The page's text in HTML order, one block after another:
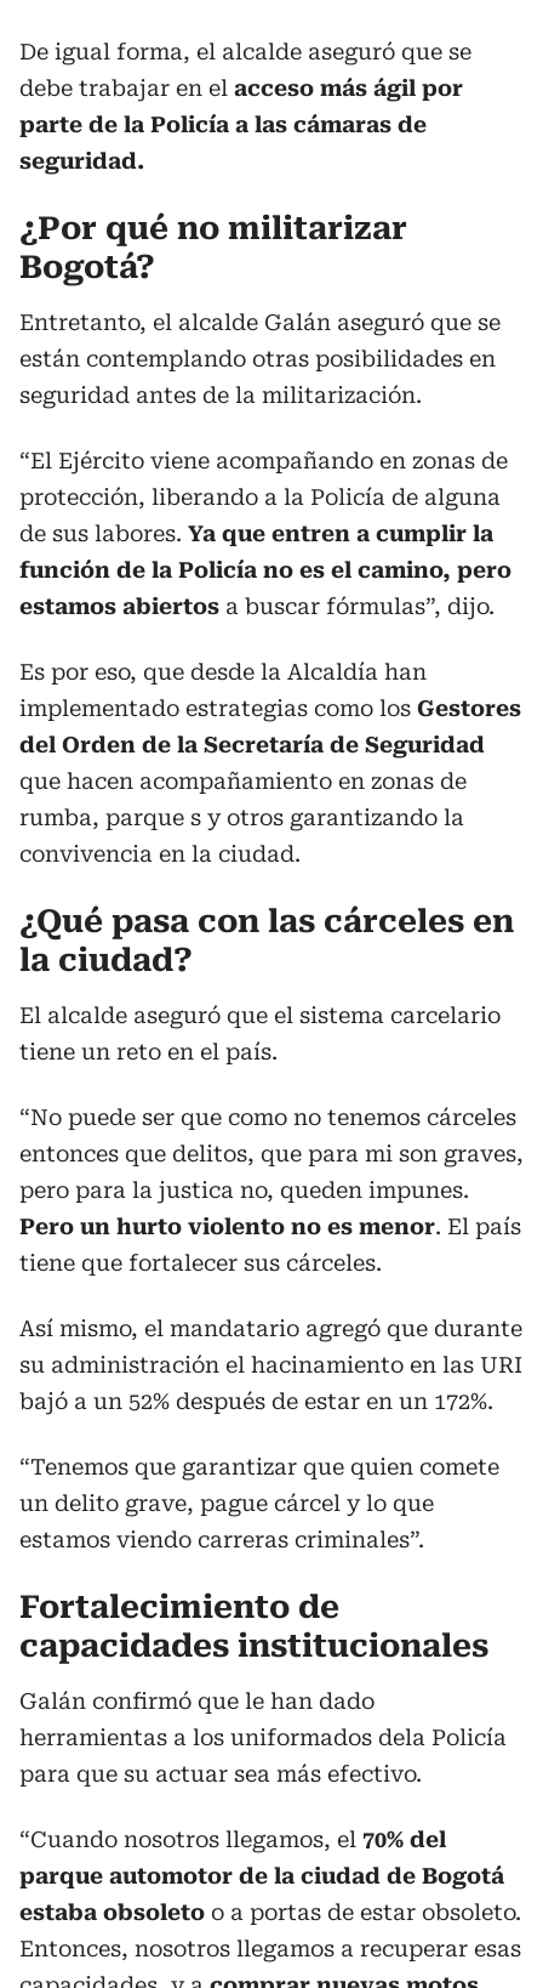
De igual forma, el alcalde aseguró que se
debe trabajar en el acceso más ágil por
parte de la Policía a las cámaras de
seguridad.
¿Por qué no militarizar
Bogotá?
Entretanto, el alcalde Galán aseguró que se
están contemplando otras posibilidades en
seguridad antes de la militarización.
“El Ejército viene acompañando en zonas de
protección, liberando a la Policía de alguna
de sus labores. Ya que entren a cumplir la
función de la Policía no es el camino, pero
estamos abiertos a buscar fórmulas”, dijo.
Es por eso, que desde la Alcaldía han
implementado estrategias como los Gestores
del Orden de la Secretaría de Seguridad
que hacen acompañamiento en zonas de
rumba, parque s y otros garantizando la
convivencia en la ciudad.
¿Qué pasa con las cárceles en
la ciudad?
El alcalde aseguró que el sistema carcelario
tiene un reto en el país.
“No puede ser que como no tenemos cárceles
entonces que delitos, que para mi son graves,
pero para la justica no, queden impunes.
Pero un hurto violento no es menor. El país
tiene que fortalecer sus cárceles.
Así mismo, el mandatario agregó que durante
su administración el hacinamiento en las URI
bajó a un 52% después de estar en un 172%.
“Tenemos que garantizar que quien comete
un delito grave, pague cárcel y lo que
estamos viendo carreras criminales”.
Fortalecimiento de
capacidades institucionales
Galán confirmó que le han dado
herramientas a los uniformados dela Policía
para que su actuar sea más efectivo.
“Cuando nosotros llegamos, el 70% del
parque automotor de la ciudad de Bogotá
estaba obsoleto o a portas de estar obsoleto.
Entonces, nosotros llegamos a recuperar esas